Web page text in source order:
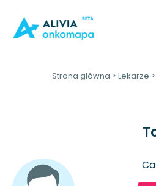
Strona główna > Lekarze >